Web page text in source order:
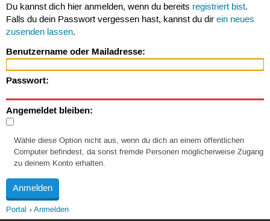
Du kannst dich hier anmelden, wenn du bereits registriert bist.
Falls du dein Passwort vergessen hast, kannst du dir ein neues
zusenden lassen.
Benutzername oder Mailadresse:
Passwort:
Angemeldet bleiben:
Wähle diese Option nicht aus, wenn du dich an einem öffentlichen
Computer befindest, da sonst fremde Personen möglicherweise Zugang
zu deinem Konto erhalten.
Portal Anmelden